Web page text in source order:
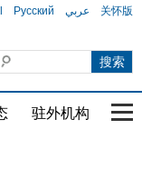
Русский عربي 关怀版
驻外机构 国